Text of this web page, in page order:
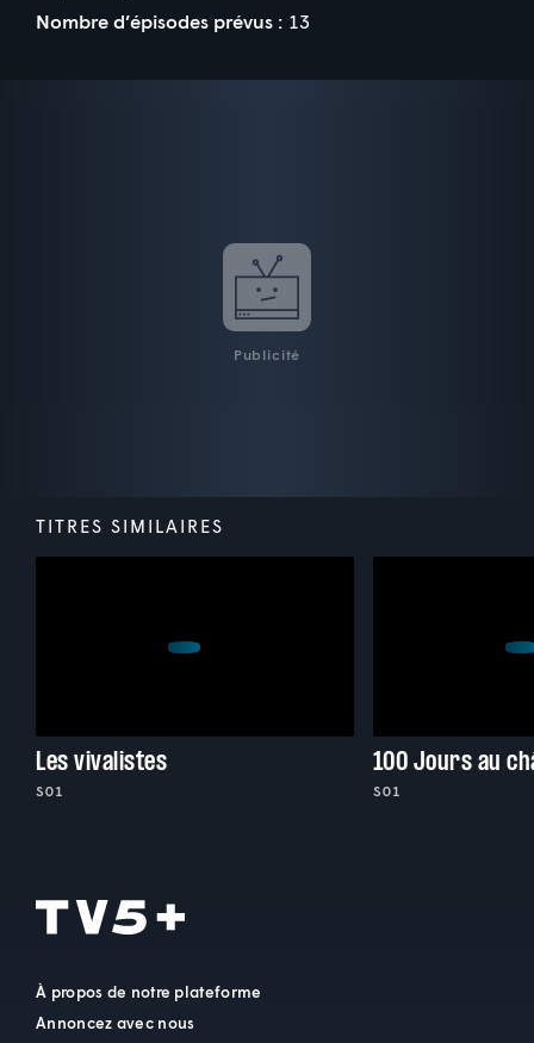
Nombre d’épisodes prévus : 13
Publicité
TITRES SIMILAIRES
Les vivalistes
S01 S01
À propos de notre plateforme
Annoncez avec nous